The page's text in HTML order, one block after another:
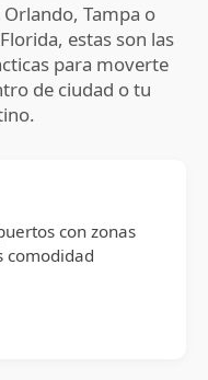
Tampa o
estas son las
para moverte
de ciudad o tu
con zonas
comodidad